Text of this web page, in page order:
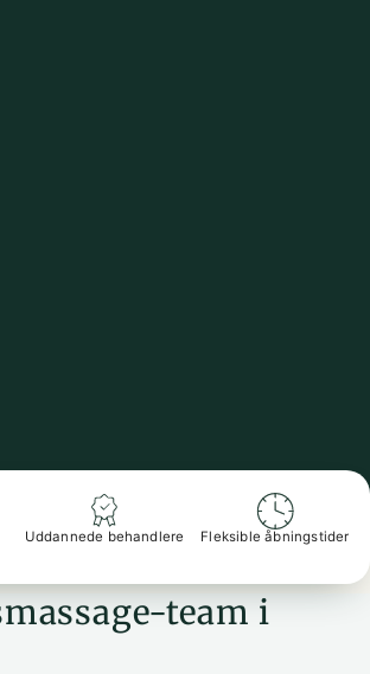
Uddannede behandlere Fleksible åbningstider
team i